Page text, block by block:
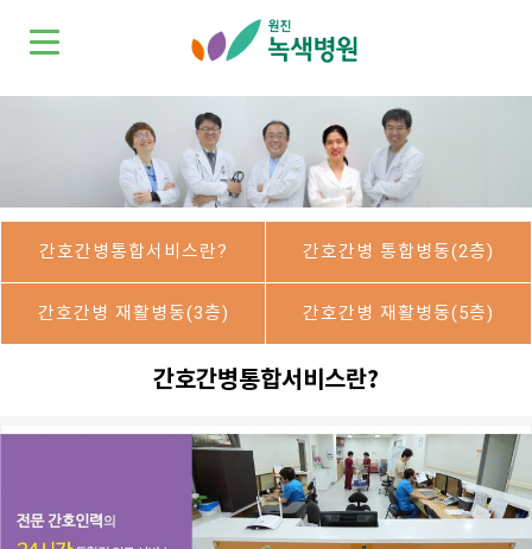
간호간병통합서비스란? 간호간병 통합병동(2층)
간호간병 재활병동(3층) 간호간병 재활병동(5층)
간호간병통합서비스란?